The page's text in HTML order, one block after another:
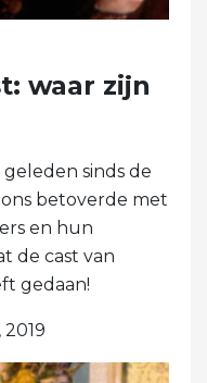
waar zijn
sinds de
​​betoverde met
en hun
de cast van
gedaan!